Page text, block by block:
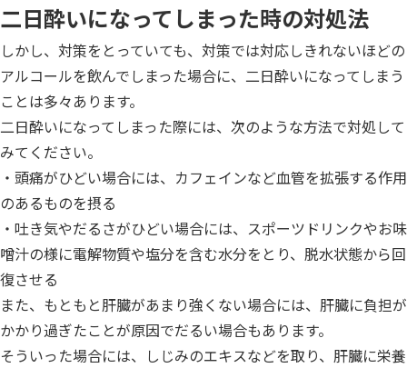
二日酔いになってしまった時の対処法
しかし、対策をとっていても、対策では対応しきれないほどの
アルコールを飲んでしまった場合に、二日酔いになってしまう
ことは多々あります。
二日酔いになってしまった際には、次のような方法で対処して
みてください。
・頭痛がひどい場合には、カフェインなど血管を拡張する作用
のあるものを摂る
・吐き気やだるさがひどい場合には、スポーツドリンクやお味
噌汁の様に電解物質や塩分を含む水分をとり、脱水状態から回
復させる
また、もともと肝臓があまり強くない場合には、肝臓に負担が
かかり過ぎたことが原因でだるい場合もあります。
そういった場合には、しじみのエキスなどを取り、肝臓に栄養